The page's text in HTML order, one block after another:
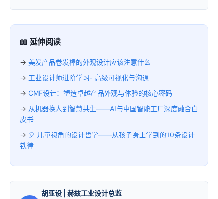
📖 延伸阅读
→ 美发产品卷发棒的外观设计应该注意什么
→ 工业设计师进阶学习- 高级可视化与沟通
→ CMF设计：塑造卓越产品外观与体验的核心密码
→ 从机器换人到智慧共生——AI与中国智能工厂深度融合白
皮书
→ 🎈 儿童视角的设计哲学——从孩子身上学到的10条设计
铁律
胡亚设 | 赫兹工业设计总监